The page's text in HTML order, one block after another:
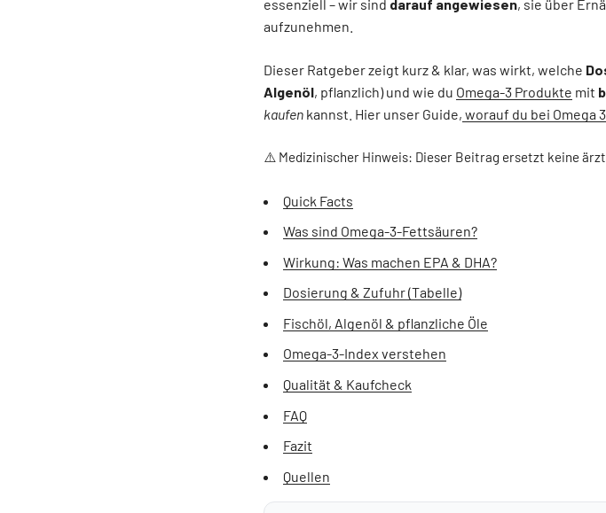
essenziell – wir sind darauf angewiesen, sie über
aufzunehmen.
Dieser Ratgeber zeigt kurz & klar, was wirkt, welche
Algenöl, pflanzlich) und wie du Omega-3 Produkte mit
kaufen kannst. Hier unser Guide, worauf du bei Omega
⚠️ Medizinischer Hinweis: Dieser Beitrag ersetzt keine
Quick Facts
Was sind Omega-3-Fettsäuren?
Wirkung: Was machen EPA & DHA?
Dosierung & Zufuhr (Tabelle)
Fischöl, Algenöl & pflanzliche Öle
Omega-3-Index verstehen
Qualität & Kaufcheck
FAQ
Fazit
Quellen